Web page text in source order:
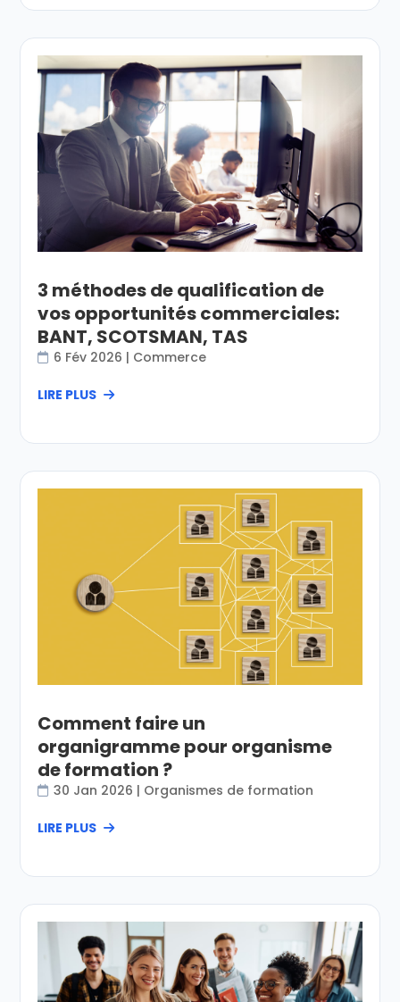
3 méthodes de qualification de
vos opportunités commerciales:
BANT, SCOTSMAN, TAS
6 Fév 2026 | Commerce
LIRE PLUS
Comment faire un
organigramme pour organisme
de formation ?
30 Jan 2026 | Organismes de formation
LIRE PLUS